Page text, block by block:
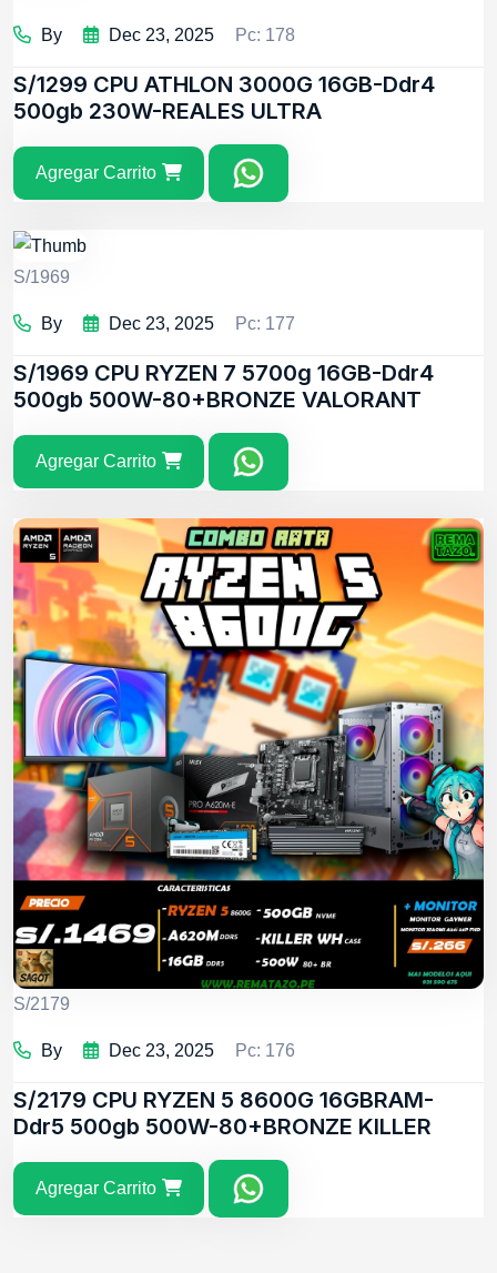
By Dec 23, 2025 Pc: 178
S/1299 CPU ATHLON 3000G 16GB-Ddr4
500gb 230W-REALES ULTRA
Agregar Carrito
S/1969
By Dec 23, 2025 Pc: 177
S/1969 CPU RYZEN 7 5700g 16GB-Ddr4
500gb 500W-80+BRONZE VALORANT
Agregar Carrito
S/2179
By Dec 23, 2025 Pc: 176
S/2179 CPU RYZEN 5 8600G 16GBRAM-
Ddr5 500gb 500W-80+BRONZE KILLER
Agregar Carrito